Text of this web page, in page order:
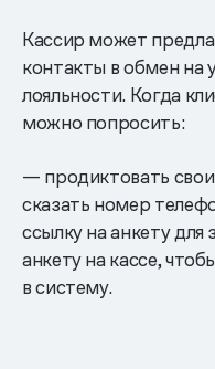
Кассир может
контакты в обмен на
лояльности. Когда
можно попросить:
— продиктовать
сказать номер
ссылку на анкету
анкету на кассе,
в систему.